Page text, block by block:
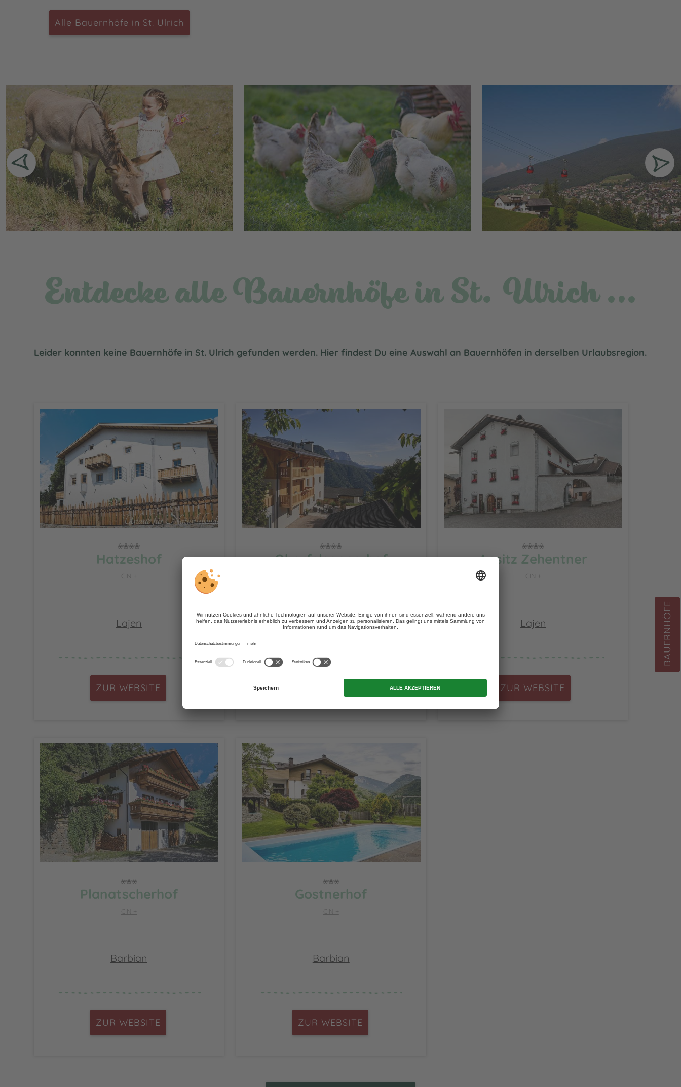
BAUERNHÖFE
Alle Bauernhöfe in St. Ulrich
Entdecke alle Bauernhöfe in St. Ulrich …
Leider konnten keine Bauernhöfe in St. Ulrich gefunden werden. Hier findest Du eine Auswahl an Bauernhöfen in derselben Urlaubsregion.
Hatzeshof
CIN +
Lajen
ZUR WEBSITE
Oberfelsonnerhof
Lajen/ St. Peter
Ansitz Zehentner
CIN +
Lajen
ZUR WEBSITE
Planatscherhof
CIN +
Barbian
ZUR WEBSITE
Gostnerhof
CIN +
Barbian
ZUR WEBSITE